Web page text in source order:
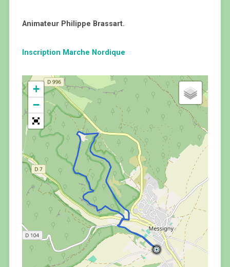
Animateur Philippe Brassart.
Inscription Marche Nordique
+
−